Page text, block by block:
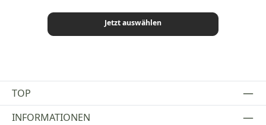
Jetzt auswählen
TOP
INFORMATIONEN